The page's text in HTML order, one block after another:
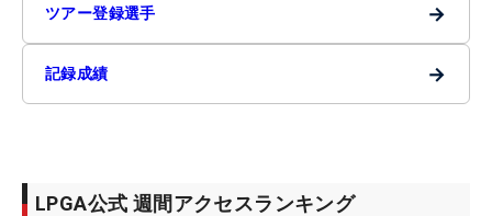
ツアー登録選手 →
記録成績 →
LPGA公式 週間アクセスランキング